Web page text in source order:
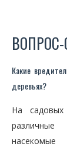
ВОПРОС-
Какие
деревьях?
На садовых
различные
насекомые